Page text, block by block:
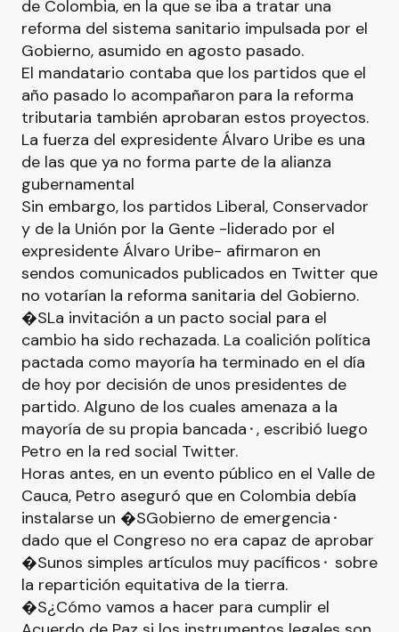
de Colombia, en la que se iba a tratar una
reforma del sistema sanitario impulsada por el
Gobierno, asumido en agosto pasado.
El mandatario contaba que los partidos que el
año pasado lo acompañaron para la reforma
tributaria también aprobaran estos proyectos.
La fuerza del expresidente Álvaro Uribe es una
de las que ya no forma parte de la alianza
gubernamental
Sin embargo, los partidos Liberal, Conservador
y de la Unión por la Gente -liderado por el
expresidente Álvaro Uribe- afirmaron en
sendos comunicados publicados en Twitter que
no votarían la reforma sanitaria del Gobierno.
�SLa invitación a un pacto social para el
cambio ha sido rechazada. La coalición política
pactada como mayoría ha terminado en el día
de hoy por decisión de unos presidentes de
partido. Alguno de los cuales amenaza a la
mayoría de su propia bancada⬝, escribió luego
Petro en la red social Twitter.
Horas antes, en un evento público en el Valle de
Cauca, Petro aseguró que en Colombia debía
instalarse un �SGobierno de emergencia⬝
dado que el Congreso no era capaz de aprobar
�Sunos simples artículos muy pacíficos⬝ sobre
la repartición equitativa de la tierra.
�S¿Cómo vamos a hacer para cumplir el